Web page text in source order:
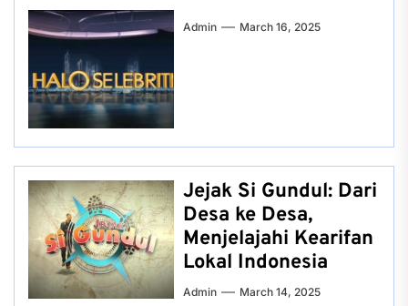
Admin March 16, 2025
Jejak Si Gundul: Dari
Desa ke Desa,
Menjelajahi Kearifan
Lokal Indonesia
Admin March 14, 2025